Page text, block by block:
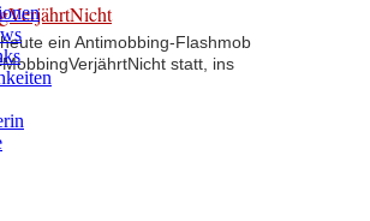
ein Antimobbing-Flashmob
statt, ins